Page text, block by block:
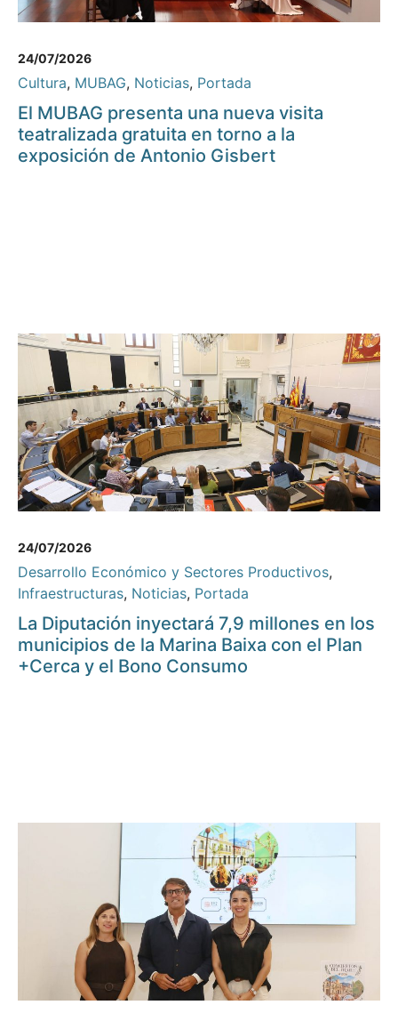
24/07/2026
Cultura, MUBAG, Noticias, Portada
El MUBAG presenta una nueva visita
teatralizada gratuita en torno a la
exposición de Antonio Gisbert
24/07/2026
Desarrollo Económico y Sectores Productivos,
Infraestructuras, Noticias, Portada
La Diputación inyectará 7,9 millones en los
municipios de la Marina Baixa con el Plan
+Cerca y el Bono Consumo